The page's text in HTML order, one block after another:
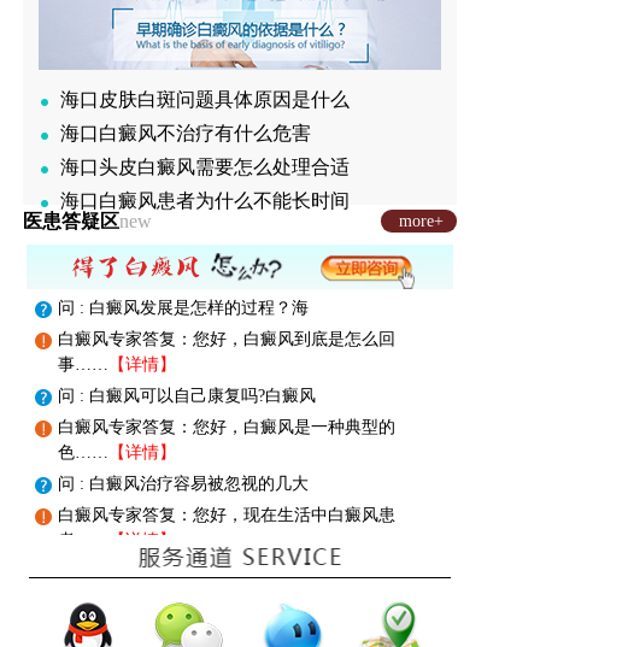
海口皮肤白斑问题具体原因是什么
海口白癜风不治疗有什么危害
海口头皮白癜风需要怎么处理合适
海口白癜风患者为什么不能长时间
医患答疑区new more+
问 : 白癜风发展是怎样的过程？海
白癜风专家答复：您好，白癜风到底是怎么回
事…… 【详情】
问 : 白癜风可以自己康复吗?白癜风
白癜风专家答复：您好，白癜风是一种典型的
色…… 【详情】
问 : 白癜风治疗容易被忽视的几大
白癜风专家答复：您好，现在生活中白癜风患
者……
【详情】